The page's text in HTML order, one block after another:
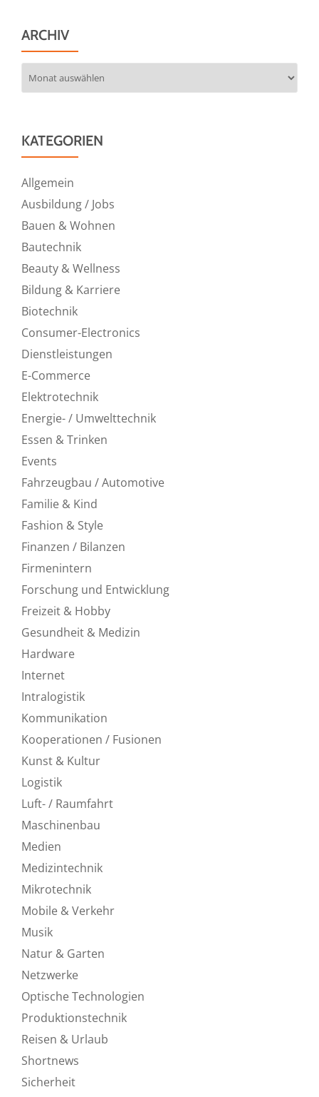
ARCHIV
KATEGORIEN
Allgemein
Ausbildung / Jobs
Bauen & Wohnen
Bautechnik
Beauty & Wellness
Bildung & Karriere
Biotechnik
Consumer-Electronics
Dienstleistungen
E-Commerce
Elektrotechnik
Energie- / Umwelttechnik
Essen & Trinken
Events
Fahrzeugbau / Automotive
Familie & Kind
Fashion & Style
Finanzen / Bilanzen
Firmenintern
Forschung und Entwicklung
Freizeit & Hobby
Gesundheit & Medizin
Hardware
Internet
Intralogistik
Kommunikation
Kooperationen / Fusionen
Kunst & Kultur
Logistik
Luft- / Raumfahrt
Maschinenbau
Medien
Medizintechnik
Mikrotechnik
Mobile & Verkehr
Musik
Natur & Garten
Netzwerke
Optische Technologien
Produktionstechnik
Reisen & Urlaub
Shortnews
Sicherheit